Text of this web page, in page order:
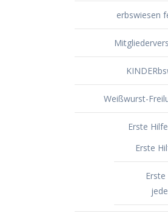
erbswiesen
Weißwurst-
Erste
Erste